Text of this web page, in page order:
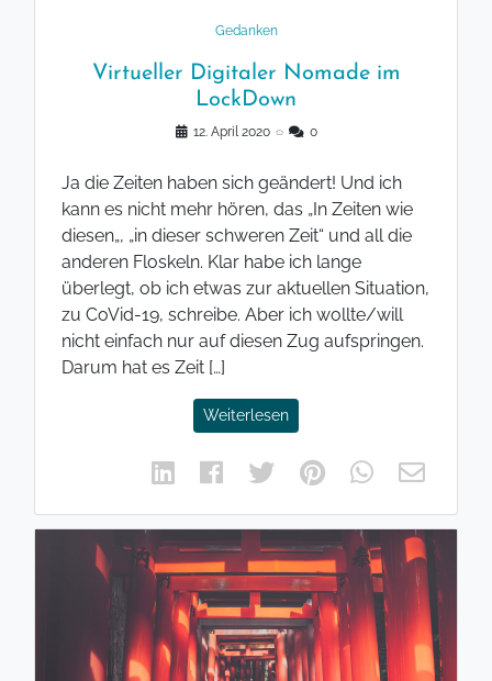
Gedanken
Virtueller Digitaler Nomade im
LockDown
12. April 2020 ◌ 0
Ja die Zeiten haben sich geändert! Und ich
kann es nicht mehr hören, das „In Zeiten wie
diesen„, „in dieser schweren Zeit“ und all die
anderen Floskeln. Klar habe ich lange
überlegt, ob ich etwas zur aktuellen Situation,
zu CoVid-19, schreibe. Aber ich wollte/will
nicht einfach nur auf diesen Zug aufspringen.
Darum hat es Zeit […]
Weiterlesen